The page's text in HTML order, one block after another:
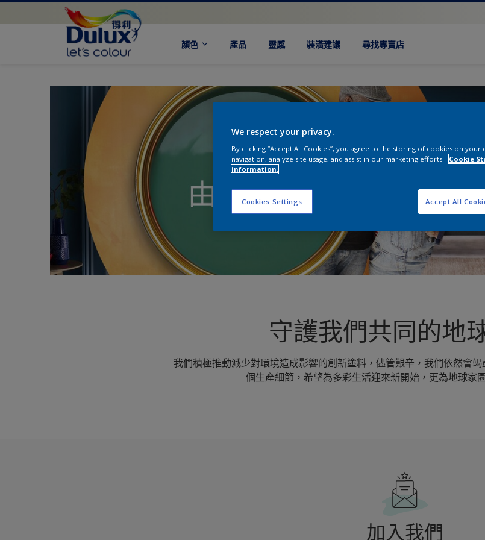
顏色 產品 靈感 裝潢建議 尋找專賣店
守護我們共同的地
我們積極推動減少對環境造成影響的創新塗料，儘管艱辛，我們依然會
個生產細節，希望為多彩生活迎來新開始，更為地球家
加入我們
We respect your privacy.
By clicking “Accept All Cookies”, you agree to the storing of cookies on your
navigation, analyze site usage, and assist in our marketing efforts.
Cookie
information.
Cookies Settings Accept All